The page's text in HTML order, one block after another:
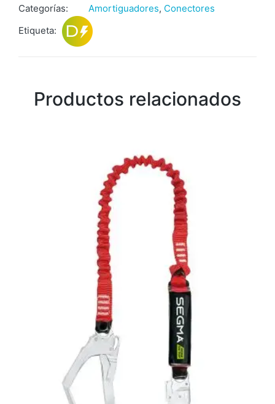
Categorías:
Amortiguadores, Conectores
Etiqueta:
Productos relacionados